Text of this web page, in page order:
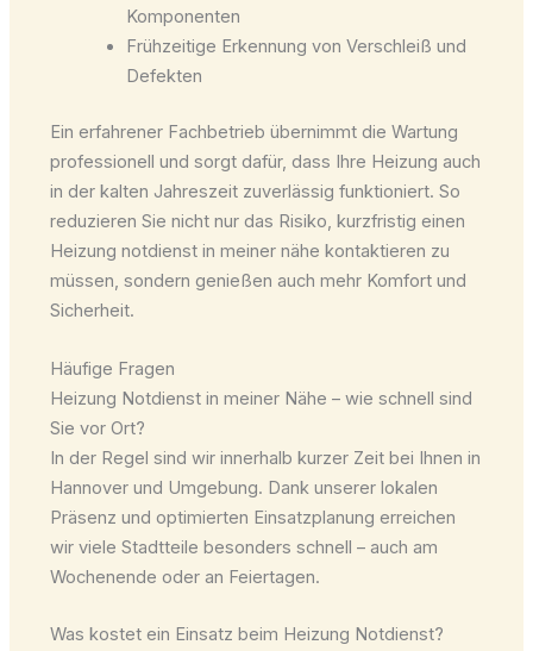
Komponenten
Frühzeitige Erkennung von Verschleiß und
Defekten
Ein erfahrener Fachbetrieb übernimmt die Wartung
professionell und sorgt dafür, dass Ihre Heizung auch
in der kalten Jahreszeit zuverlässig funktioniert. So
reduzieren Sie nicht nur das Risiko, kurzfristig einen
Heizung notdienst in meiner nähe kontaktieren zu
müssen, sondern genießen auch mehr Komfort und
Sicherheit.
Häufige Fragen
Heizung Notdienst in meiner Nähe – wie schnell sind
Sie vor Ort?
In der Regel sind wir innerhalb kurzer Zeit bei Ihnen in
Hannover und Umgebung. Dank unserer lokalen
Präsenz und optimierten Einsatzplanung erreichen
wir viele Stadtteile besonders schnell – auch am
Wochenende oder an Feiertagen.
Was kostet ein Einsatz beim Heizung Notdienst?